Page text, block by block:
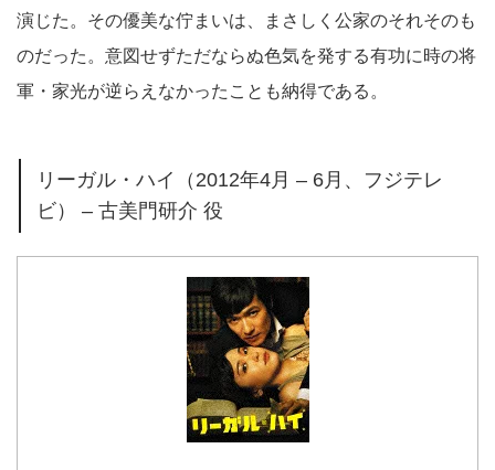
演じた。その優美な佇まいは、まさしく公家のそれそのも
のだった。意図せずただならぬ色気を発する有功に時の将
軍・家光が逆らえなかったことも納得である。
リーガル・ハイ（2012年4月 – 6月、フジテレ
ビ） – 古美門研介 役